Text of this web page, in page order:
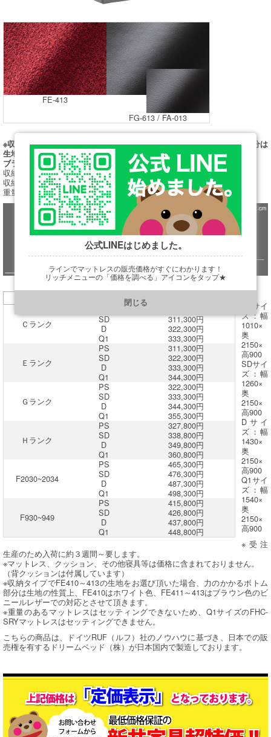
FE-413
FG-613 / FA-013
※収納タイプでFE413の生地をお選び頂いた場合、力のかかるボトム部分は
生地の性質上
ブラック色のビニールレザーでの対応とさせて頂きます。
収納タイプは、PS、SD、D、Q1サイズの4サイズのみ対応となります。
収納部底面には、通気孔を設けておりますので、換気対策も万全です。
重量のあるマットレスはセッティングできません。
Ｃランク
SD
311,300円
D
322,300円
Q1
333,300円
Ｅランク
PS
311,300円
SD
322,300円
D
333,300円
Q1
344,300円
Ｇランク
PS
322,300円
SD
333,300円
D
344,300円
Q1
355,300円
Ｈランク
PS
327,800円
SD
338,800円
D
349,800円
Q1
360,800円
F2030~2034
PS
465,300円
SD
476,300円
D
487,300円
Q1
498,300円
F930~949
PS
415,800円
SD
426,800円
D
437,800円
Q1
448,800円
PSサイ
ズ：幅
1010×
奥
2150×
高900
SDサイ
ズ：幅
1260×
奥
2150×
高900
Dサイ
ズ：幅
1430×
奥
2150×
高900
Q1サイ
ズ：幅
1540×
奥
2150×
高900
※受注
生産のため入荷に約３週間～要します。
※マットレス、クッション、その他寝具等は価格に含まれておりません。
（背クッションは付属しています）
※収納タイプでFE410～413の生地をお選び頂いた場合、力のかかるボトム
部分は生地の性質上、FE410はホワイト色、FE411～413はブラウン色のビ
ニールレザーでの対応とさせて頂きます。
※重量のあるマットレスはセッティングできないため、Q1サイズのFHC-
SRYマットレスはセッティングできません。
こちらの商品は、ドイツRUF（ルフ）社のノウハウに基づき、日本での販
売権を有するドリームベッド（株）が日本国内で製造しております。
公式LINEはじめました。
ラインでマットレスの販売価格がすぐにわかります！
リッチメニューの「価格を調べる」アイコンをタップ★
https://line.me/R/ti/p/@901ptzjz
閉じる